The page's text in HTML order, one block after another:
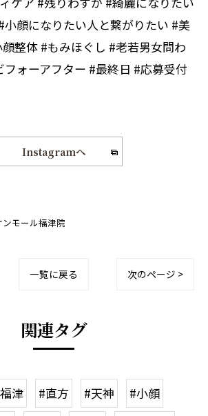
小顔になりたい人と繋がりたい #美
整体 #もみほぐし #老若男女問わ
フォーアフター #最終日 #応募受付
Instagramへ
モール福津院
一覧に戻る 次のページ >
関連タグ
津 #直方 #天神
#小顔